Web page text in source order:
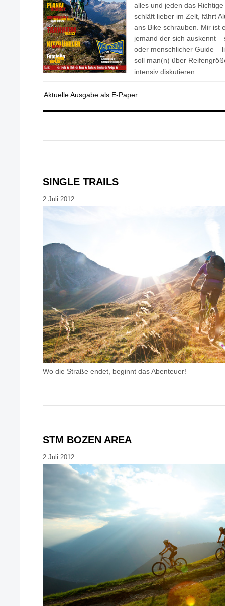
alles und jeden das
schläft lieber im Zelt, fährt
ans Bike schrauben. Mir ist
jemand der sich auskennt
oder menschlicher Guide –
soll man(n) über
intensiv diskutieren.
Aktuelle Ausgabe als E-Paper
SINGLE TRAILS
2.Juli 2012
Wo die Straße endet, beginnt das Abenteuer!
STM BOZEN AREA
2.Juli 2012